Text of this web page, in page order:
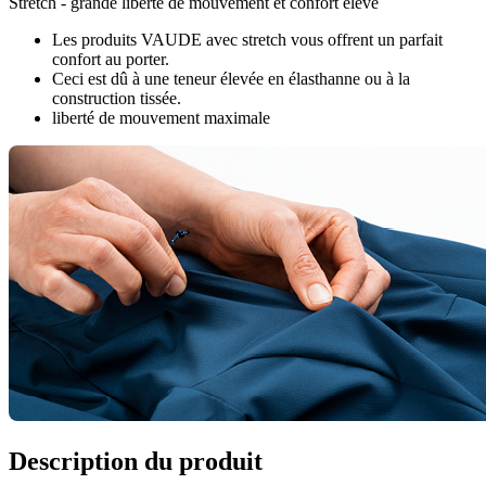
Les produits VAUDE avec stretch vous offrent un parfait
confort au porter.
Ceci est dû à une teneur élevée en élasthanne ou à la
construction tissée.
liberté de mouvement maximale
Description du produit